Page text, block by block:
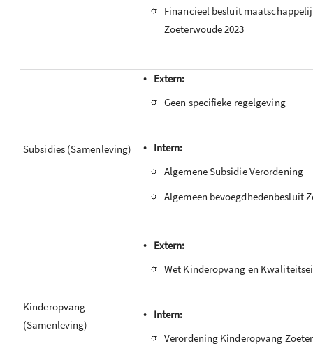
- Financieel besluit
Zoeterwoude 2023
Subsidies (Samenleving)
• Extern:
- Geen specifieke regelgeving
• Intern:
- Algemene Subsidie Verordening
- Algemeen bevoegdhedenbesluit
Kinderopvang
(Samenleving)
• Extern:
- Wet Kinderopvang en
• Intern:
- Verordening Kinderopvang